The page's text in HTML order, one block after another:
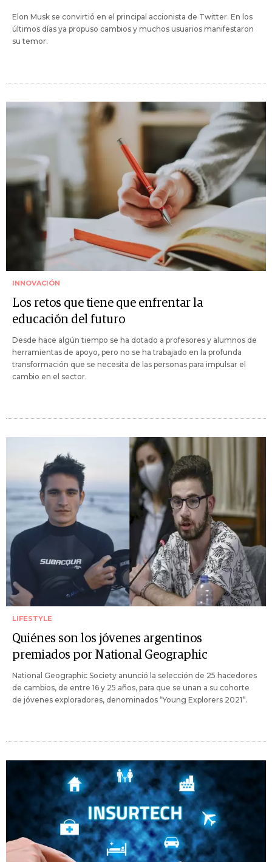
Elon Musk se convirtió en el principal accionista de Twitter. En los
últimos días ya propuso cambios y muchos usuarios manifestaron
su temor.
INNOVACIÓN
Los retos que tiene que enfrentar la
educación del futuro
Desde hace algún tiempo se ha dotado a profesores y alumnos de
herramientas de apoyo, pero no se ha trabajado en la profunda
transformación que se necesita de las personas para impulsar el
cambio en el sector.
LIFESTYLE
Quiénes son los jóvenes argentinos
premiados por National Geographic
National Geographic Society anunció la selección de 25 hacedores
de cambios, de entre 16 y 25 años, para que se unan a su cohorte
de jóvenes exploradores, denominados “Young Explorers 2021”.